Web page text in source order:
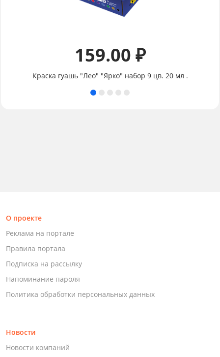
159.00 ₽
Краска гуашь "Лео" "Ярко" набор 9 цв. 20 мл .
О проекте
Реклама на портале
Правила портала
Подписка на рассылку
Напоминание пароля
Политика обработки персональных данных
Новости
Новости компаний